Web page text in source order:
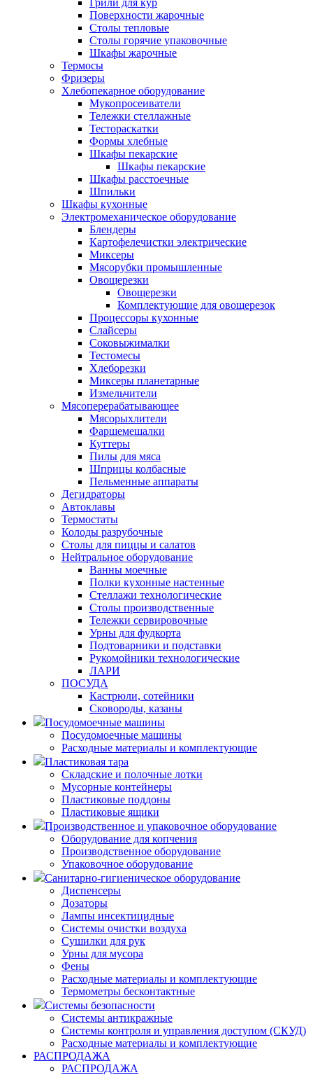
Поверхности жарочные
Столы тепловые
Столы горячие упаковочные
Шкафы жарочные
Термосы
Фризеры
Хлебопекарное оборудование
Мукопросеиватели
Тележки стеллажные
Тестораскатки
Формы хлебные
Шкафы пекарские
Шкафы пекарские
Шкафы расстоечные
Шпильки
Шкафы кухонные
Электромеханическое оборудование
Блендеры
Картофелечистки электрические
Миксеры
Мясорубки промышленные
Овощерезки
Овощерезки
Комплектующие для овощерезок
Процессоры кухонные
Слайсеры
Соковыжималки
Тестомесы
Хлеборезки
Миксеры планетарные
Измельчители
Мясоперерабатывающее
Мясорыхлители
Фаршемешалки
Куттеры
Пилы для мяса
Шприцы колбасные
Пельменные аппараты
Дегидраторы
Автоклавы
Термостаты
Колоды разрубочные
Столы для пиццы и салатов
Нейтральное оборудование
Ванны моечные
Полки кухонные настенные
Стеллажи технологические
Столы производственные
Тележки сервировочные
Урны для фудкорта
Подтоварники и подставки
Рукомойники технологические
ЛАРИ
ПОСУДА
Кастрюли, сотейники
Сковороды, казаны
Посудомоечные машины
Посудомоечные машины
Расходные материалы и комплектующие
Пластиковая тара
Складские и полочные лотки
Мусорные контейнеры
Пластиковые поддоны
Пластиковые ящики
Производственное и упаковочное оборудование
Оборудование для копчения
Производственное оборудование
Упаковочное оборудование
Санитарно-гигиеническое оборудование
Диспенсеры
Дозаторы
Лампы инсектицидные
Системы очистки воздуха
Сушилки для рук
Урны для мусора
Фены
Расходные материалы и комплектующие
Термометры бесконтактные
Системы безопасности
Системы антикражные
Системы контроля и управления доступом (СКУД)
Расходные материалы и комплектующие
РАСПРОДАЖА
РАСПРОДАЖА